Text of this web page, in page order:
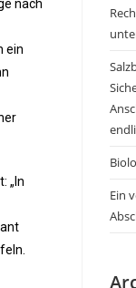
nach
ein
„In
Ein